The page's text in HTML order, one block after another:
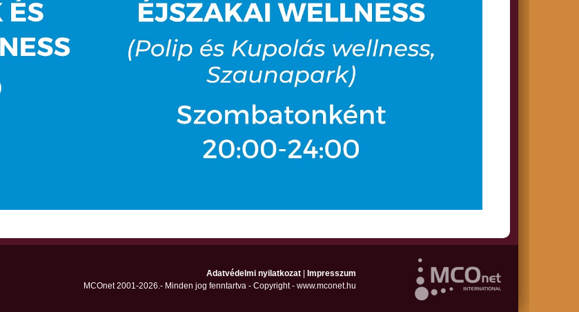
Adatvédelmi nyilatkozat |Impresszum
MCOnet 2001-2026.- Minden jog fenntartva - Copyright - www.mconet.hu